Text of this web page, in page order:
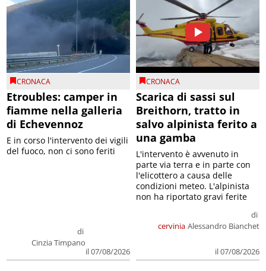
CRONACA
Etroubles: camper in
fiamme nella galleria
di Echevennoz
di
Cinzia Timpano
il 07/08/2026
E in corso l'intervento dei vigili
del fuoco, non ci sono feriti
CRONACA
Scarica di sassi sul
Breithorn, tratto in
salvo alpinista ferito a
una gamba
cervinia
di
Alessandro Bianchet
il 07/08/2026
L'intervento è avvenuto in
parte via terra e in parte con
l'elicottero a causa delle
condizioni meteo. L'alpinista
non ha riportato gravi ferite